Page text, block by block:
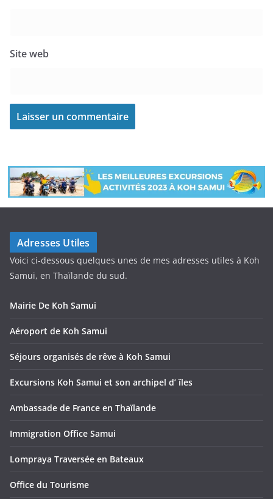
Site web
Adresses Utiles
Voici ci-dessous quelques unes de mes adresses utiles à Koh
Samui, en Thaïlande du sud.
Mairie De Koh Samui
Aéroport de Koh Samui
Séjours organisés de rêve à Koh Samui
Excursions Koh Samui et son archipel d’ îles
Ambassade de France en Thaïlande
Immigration Office Samui
Lompraya Traversée en Bateaux
Office du Tourisme